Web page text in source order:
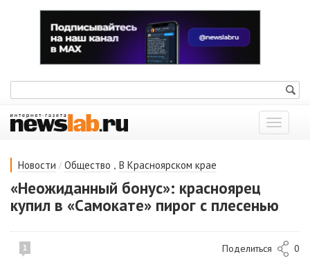
Показать
меню
Новости / Общество , В Красноярском крае
«Неожиданный бонус»: красноярец
купил в «Самокате» пирог с плесенью
1 Поделиться 0